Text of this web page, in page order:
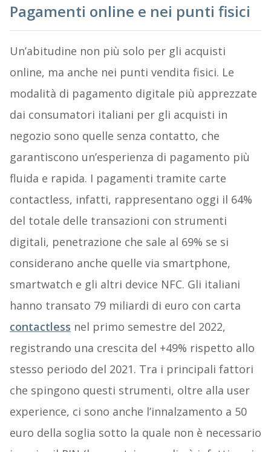
Pagamenti online e nei punti fisici
Un’abitudine non più solo per gli acquisti
online, ma anche nei punti vendita fisici. Le
modalità di pagamento digitale più apprezzate
dai consumatori italiani per gli acquisti in
negozio sono quelle senza contatto, che
garantiscono un’esperienza di pagamento più
fluida e rapida. I pagamenti tramite carte
contactless, infatti, rappresentano oggi il 64%
del totale delle transazioni con strumenti
digitali, penetrazione che sale al 69% se si
considerano anche quelle via smartphone,
smartwatch e gli altri device NFC. Gli italiani
hanno transato 79 miliardi di euro con carta
contactless nel primo semestre del 2022,
registrando una crescita del +49% rispetto allo
stesso periodo del 2021. Tra i principali fattori
che spingono questi strumenti, oltre alla user
experience, ci sono anche l’innalzamento a 50
euro della soglia sotto la quale non è necessario